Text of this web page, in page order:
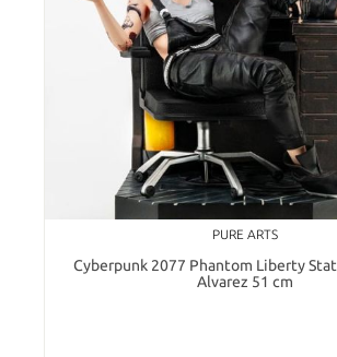
PURE ARTS
Cyberpunk 2077 Phantom Liberty
Alvarez 51 cm